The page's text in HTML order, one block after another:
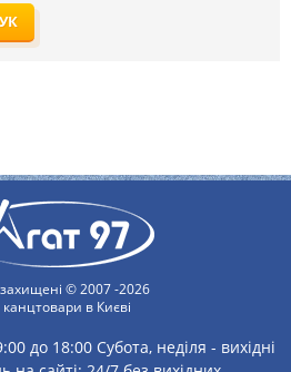
захищені © 2007 -2026
в Києві
до 18:00 Субота, неділя - вихідні